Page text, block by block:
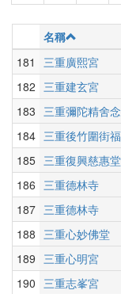
名稱
181
三重廣熙宮
182 三重建玄宮
183 三重彌陀精舍
184 三重後竹圍街
185 三重復興慈惠堂
186 三重德林寺
187 三重德林寺
188 三重心妙佛堂
189 三重心明宮
190 三重志峯宮